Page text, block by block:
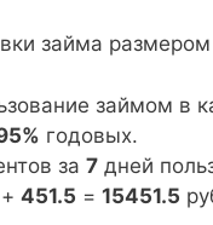
займа размером
займом в
годовых.
за 7 дней
+ 451.5 = 15451.5